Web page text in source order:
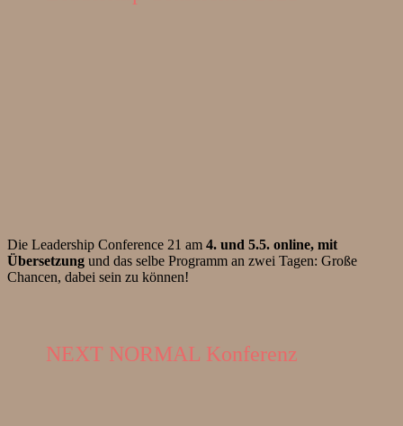
Die Leadership Conference 21 am 4. und 5.5. online, mit
Übersetzung und das selbe Programm an zwei Tagen: Große
Chancen, dabei sein zu können!
NEXT NORMAL Konferenz